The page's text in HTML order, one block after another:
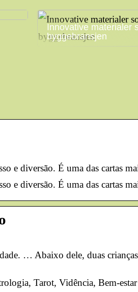
Innovative materialer
byggebransjen
e diversão. É uma das cartas
e diversão. É uma das cartas
… Abaixo dele, duas
Tarot, Vidência, Bem-